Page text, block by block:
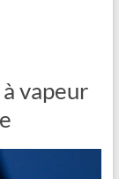
vapeur